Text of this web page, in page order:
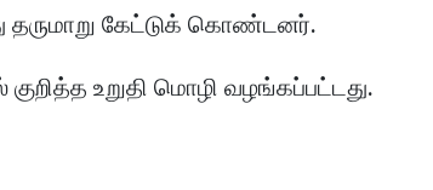
தருமாறு கேட்டுக் கொண்டனர்.
உறுதி மொழி வழங்கப்பட்டது.